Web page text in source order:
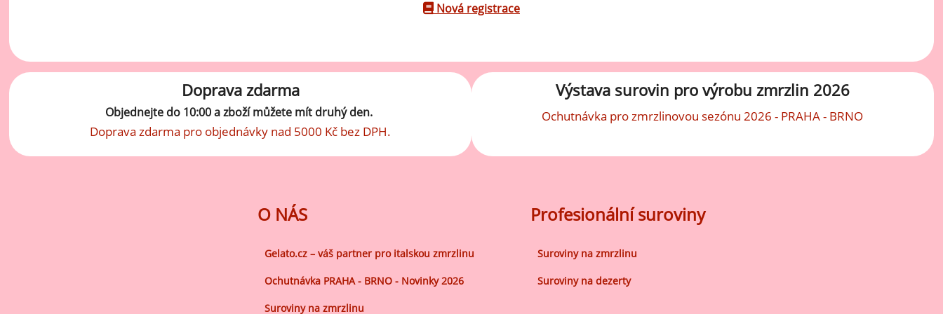
Kokosové ochucovací pasty
výrobu kvalitní zmrzliny
zralé ovoce
Doplňkové ingredience
Posypy pro dekoraci
Zmrzlinové kornoutky
Cukrářské polevy
Ochucovací sušené ingredience
Nová registrace
Doprava zdarma
Objednejte do 10:00 a zboží můžete mít druhý den.
Doprava zdarma pro objednávky nad 5000 Kč bez DPH.
Výstava surovin pro výrobu zmrzlin 2026
Ochutnávka pro zmrzlinovou sezónu 2026 - PRAHA - BRNO
O NÁS
Gelato.cz – váš partner pro italskou zmrzlinu
Ochutnávka PRAHA - BRNO - Novinky 2026
Suroviny na zmrzlinu
Profesionální suroviny
Suroviny na zmrzlinu
Suroviny na dezerty